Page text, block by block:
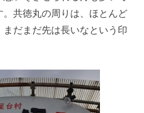
。共徳丸の周りは、ほとんど
だまだ先は長いなという印